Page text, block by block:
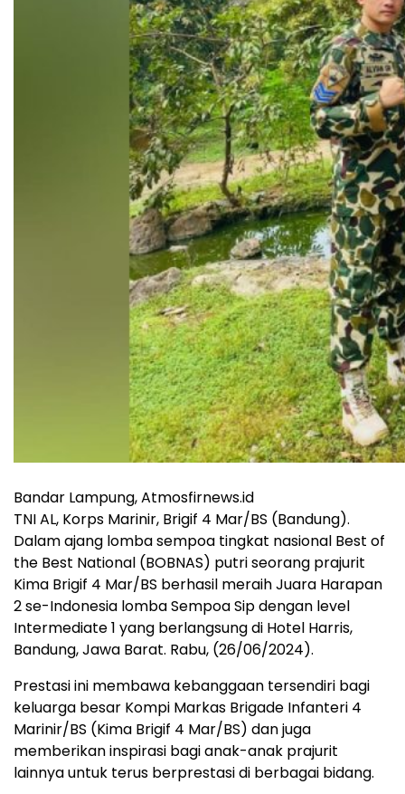
Bandar Lampung, Atmosfirnews.id
TNI AL, Korps Marinir, Brigif 4 Mar/BS (Bandung).
Dalam ajang lomba sempoa tingkat nasional Best of
the Best National (BOBNAS) putri seorang prajurit
Kima Brigif 4 Mar/BS berhasil meraih Juara Harapan
2 se-Indonesia lomba Sempoa Sip dengan level
Intermediate 1 yang berlangsung di Hotel Harris,
Bandung, Jawa Barat. Rabu, (26/06/2024).
Prestasi ini membawa kebanggaan tersendiri bagi
keluarga besar Kompi Markas Brigade Infanteri 4
Marinir/BS (Kima Brigif 4 Mar/BS) dan juga
memberikan inspirasi bagi anak-anak prajurit
lainnya untuk terus berprestasi di berbagai bidang.